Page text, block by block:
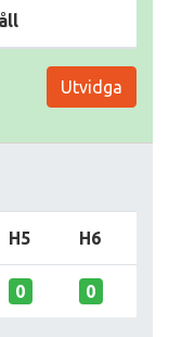
Utvidga
H5 H6
0 0